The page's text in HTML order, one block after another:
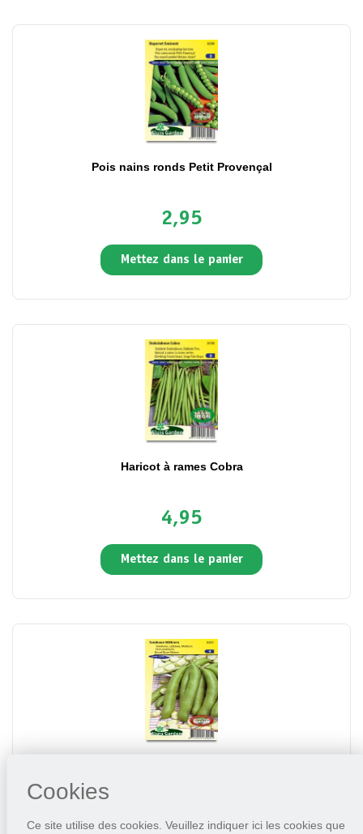
Cookies
Ce site utilise des cookies. Veuillez indiquer ici les cookies que
Pois nains ronds Petit Provençal
2,95
Mettez dans le panier
Haricot à rames Cobra
4,95
Mettez dans le panier
3,95